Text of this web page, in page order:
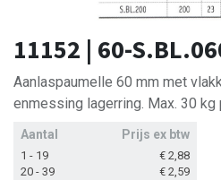
11152 | 60-
Aanlaspaumelle 60 mm met
enmessing lagerring. Max. 30 kg
Aantal Prijs ex btw
1 - 19 € 2,88
20 - 39
€ 2,59